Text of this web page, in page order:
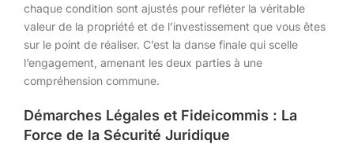
chaque condition sont ajustés pour refléter la véritable
valeur de la propriété et de l’investissement que vous êtes
sur le point de réaliser. C’est la danse finale qui scelle
l’engagement, amenant les deux parties à une
compréhension commune.
Démarches Légales et Fideicommis : La
Force de la Sécurité Juridique